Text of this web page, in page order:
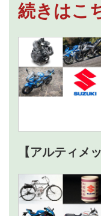
続きはこ
【アルティメ